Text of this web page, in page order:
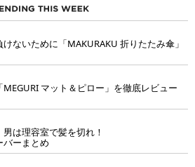
ないために「MAKURAKU 折りたたみ傘」
マット＆ピロー」を徹底レビュー
は理容室で髪を切れ！
バーまとめ